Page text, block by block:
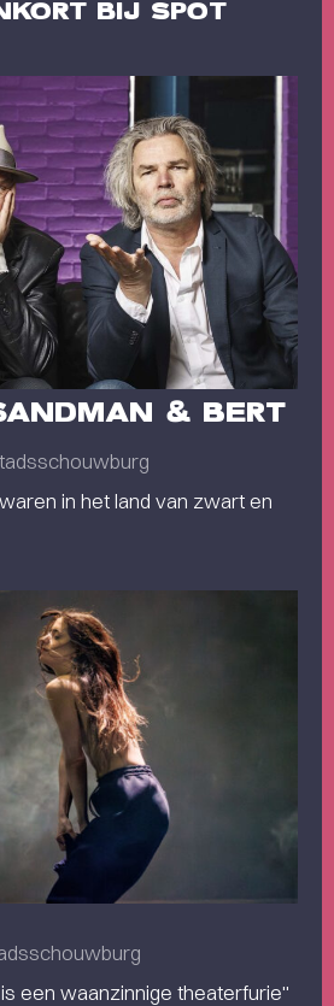
BIJ SPOT
& BERT
in het land van zwart en
een waanzinnige theaterfurie"